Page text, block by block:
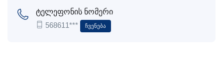
ტელეფონის ნომერი
568611***
Ჩვენება